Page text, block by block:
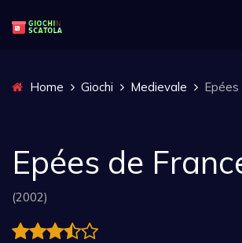
Home Giochi Medievale Epées
Epées de
(2002)